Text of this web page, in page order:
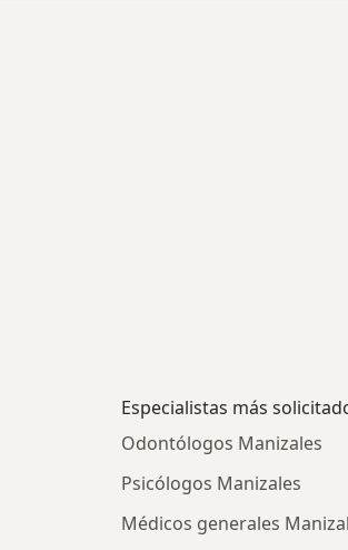
Especialistas más
Odontólogos Manizales
Psicólogos Manizales
Médicos generales